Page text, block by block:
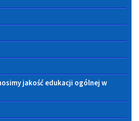
jakość edukacji ogólnej w